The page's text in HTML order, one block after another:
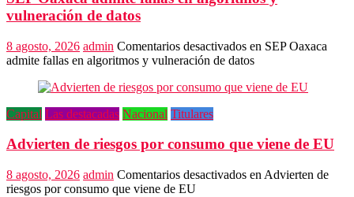
vulneración de datos
8 agosto, 2026 admin Comentarios desactivados en SEP Oaxaca
admite fallas en algoritmos y vulneración de datos
Capital Las destacadas Nacional Titulares
Advierten de riesgos por consumo que viene de EU
8 agosto, 2026 admin Comentarios desactivados en Advierten de
riesgos por consumo que viene de EU